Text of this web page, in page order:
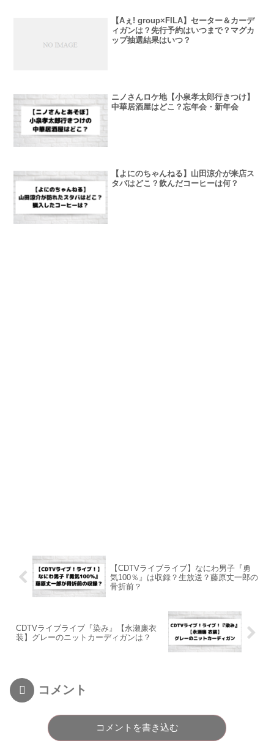
【Aぇ! group×FILA】セーター＆カーデ
ィガンは？先行予約はいつまで？マグカ
ップ抽選結果はいつ？
ニノさんロケ地【小泉孝太郎行きつけ】
中華居酒屋はどこ？忘年会・新年会
【よにのちゃんねる】山田涼介が来店ス
タバはどこ？飲んだコーヒーは何？
【CDTVライブライブ】なにわ男子『勇
気100％』は収録？生放送？藤原丈一郎の
骨折前？
CDTVライブライブ『染み』【永瀬廉衣
装】グレーのニットカーディガンは？
コメント
コメントを書き込む